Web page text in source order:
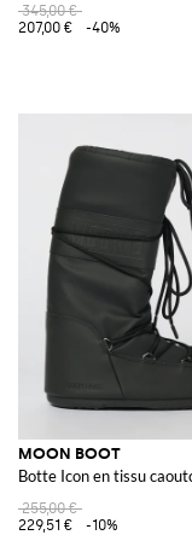
345,00 €
207,00 €
-40%
MOON BOOT
Botte Icon en tissu
255,00 €
229,51 €
-10%